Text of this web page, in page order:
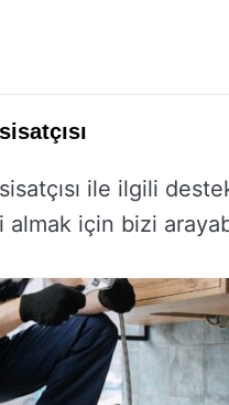
ile ilgili
almak için bizi